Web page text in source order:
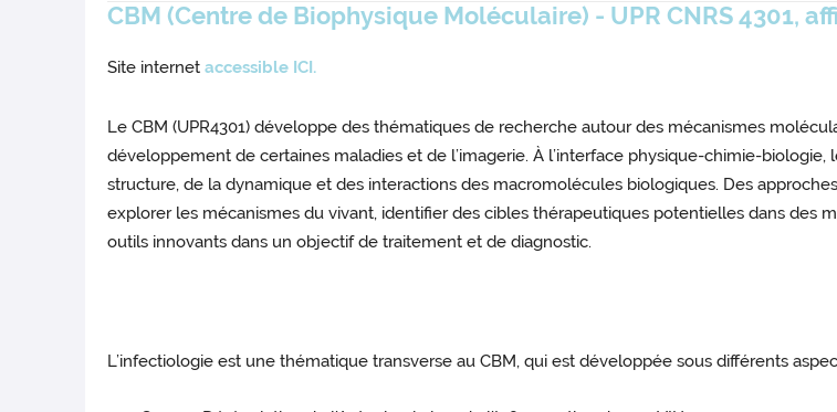
CBM (Centre de Biophysique Moléculaire) - UPR CNRS 4301,
Site internetaccessible ICI.
Le CBM (UPR4301) développe des thématiques de recherche autour des mécanismes
développement de certaines maladies et de l’imagerie. À l’interface physique-chimie-
structure, de la dynamique et des interactions des macromolécules biologiques. Des
explorer les mécanismes du vivant, identifier des cibles thérapeutiques potentielles dans des
outils innovants dans un objectif de traitement et de diagnostic.
L’infectiologie est une thématique transverse au CBM, qui est développée sous différents